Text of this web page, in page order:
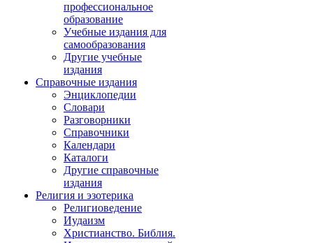
профессиональное
образование
Учебные издания для
самообразования
Другие учебные
издания
Справочные издания
Энциклопедии
Словари
Разговорники
Справочники
Календари
Каталоги
Другие справочные
издания
Религия и эзотерика
Религиоведение
Иудаизм
Христианство. Библия.